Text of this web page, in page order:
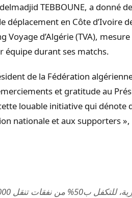
TEBBOUNE, a donné
déplacement en Côte d’Ivoire
Voyage d’Algérie (TVA),
équipe durant ses matchs.
de la Fédération
et gratitude au
louable initiative qui dénote
nationale et aux supporters
رئيس الجمهورية السيد عبد المجيد تبون يسدي